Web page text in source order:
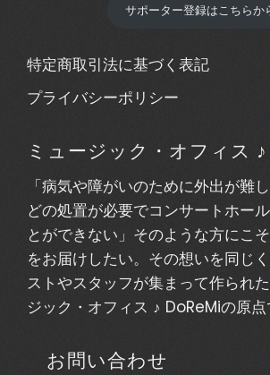
サポーター登録はこちらか
特定商取引法に基づく表記
プライバシーポリシー
ミュージック・オフィス ♪
「病気や障がいのために外出が難
どの処置が必要でコンサートホー
とができない」そのような方にこ
をお届けしたい。その想いを同じ
ストやスタッフが集まって作られ
ジック・オフィス ♪ DoReMiの原点
お問い合わせ